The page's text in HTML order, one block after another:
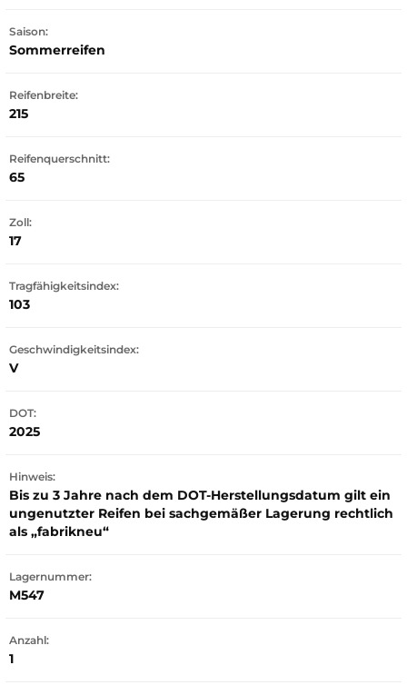
Saison:
Sommerreifen
Reifenbreite:
215
Reifenquerschnitt:
65
Zoll:
17
Tragfähigkeitsindex:
103
Geschwindigkeitsindex:
V
DOT:
2025
Hinweis:
Bis zu 3 Jahre nach dem DOT-Herstellungsdatum gilt ein
ungenutzter Reifen bei sachgemäßer Lagerung rechtlich
als „fabrikneu“
Lagernummer:
M547
Anzahl:
1